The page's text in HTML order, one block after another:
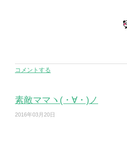
コメントする
素敵ママヽ(・∀・)ノ
2016年03月20日